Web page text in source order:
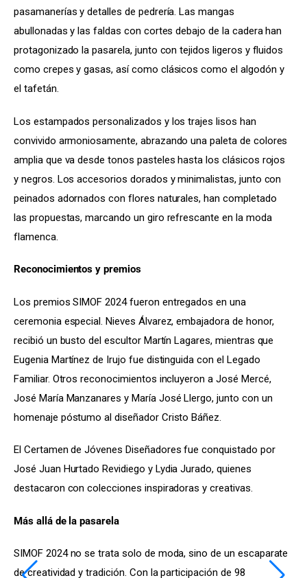
pasamanerías y detalles de pedrería. Las mangas
abullonadas y las faldas con cortes debajo de la cadera han
protagonizado la pasarela, junto con tejidos ligeros y fluidos
como crepes y gasas, así como clásicos como el algodón y
el tafetán.
Los estampados personalizados y los trajes lisos han
convivido armoniosamente, abrazando una paleta de colores
amplia que va desde tonos pasteles hasta los clásicos rojos
y negros. Los accesorios dorados y minimalistas, junto con
peinados adornados con flores naturales, han completado
las propuestas, marcando un giro refrescante en la moda
flamenca.
Reconocimientos y premios
Los premios SIMOF 2024 fueron entregados en una
ceremonia especial. Nieves Álvarez, embajadora de honor,
recibió un busto del escultor Martín Lagares, mientras que
Eugenia Martínez de Irujo fue distinguida con el Legado
Familiar. Otros reconocimientos incluyeron a José Mercé,
José María Manzanares y María José Llergo, junto con un
homenaje póstumo al diseñador Cristo Báñez.
El Certamen de Jóvenes Diseñadores fue conquistado por
José Juan Hurtado Revidiego y Lydia Jurado, quienes
destacaron con colecciones inspiradoras y creativas.
Más allá de la pasarela
SIMOF 2024 no se trata solo de moda, sino de un escaparate
de creatividad y tradición. Con la participación de 98